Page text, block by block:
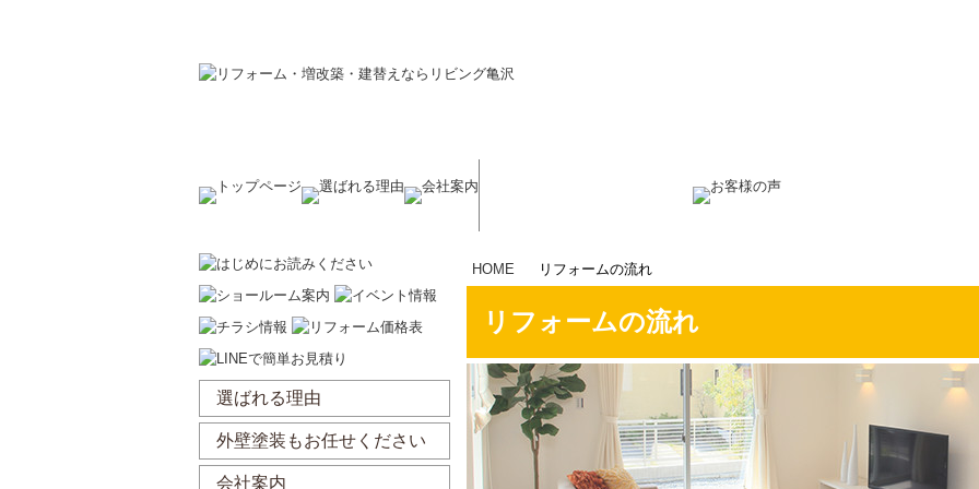
HOME リフォームの流れ
リフォームの流れ
選ばれる理由
外壁塗装もお任せください
会社案内